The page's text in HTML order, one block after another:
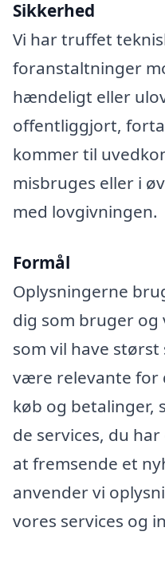
Sikkerhed
Vi har truffet
foranstaltninger
hændeligt eller
offentliggjort,
kommer til
misbruges eller i
med lovgivningen.
Formål
Oplysningerne
dig som bruger og
som vil have
være relevante for
køb og betalinger,
de services, du
at fremsende et
anvender vi
vores services og